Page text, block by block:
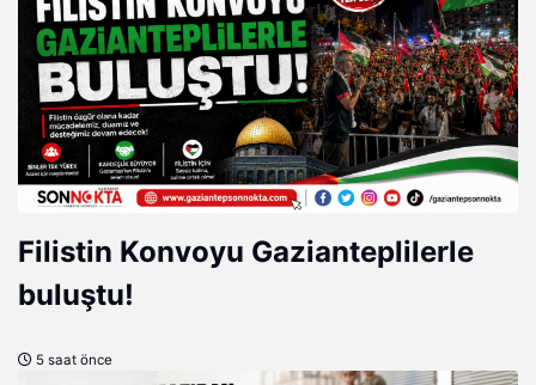
Filistin Konvoyu Gazianteplilerle
buluştu!
5 saat önce